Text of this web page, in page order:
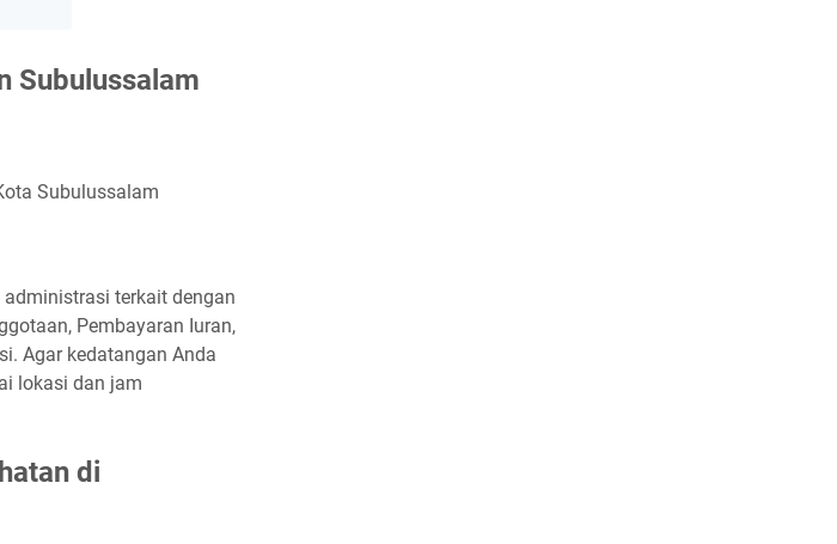
Subulussalam
Subulussalam
terkait dengan
Pembayaran Iuran,
Agar kedatangan Anda
lokasi dan jam
di